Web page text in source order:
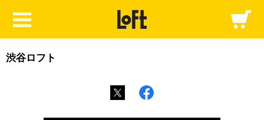
渋谷ロフト